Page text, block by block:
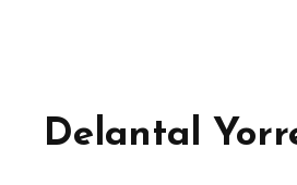
Delantal